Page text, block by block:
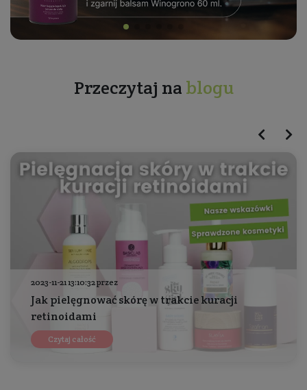
Przeczytaj na blogu
2023-11-21 13:10:32 przez
Jak pielęgnować skórę w trakcie kuracji
retinoidami
Czytaj całość